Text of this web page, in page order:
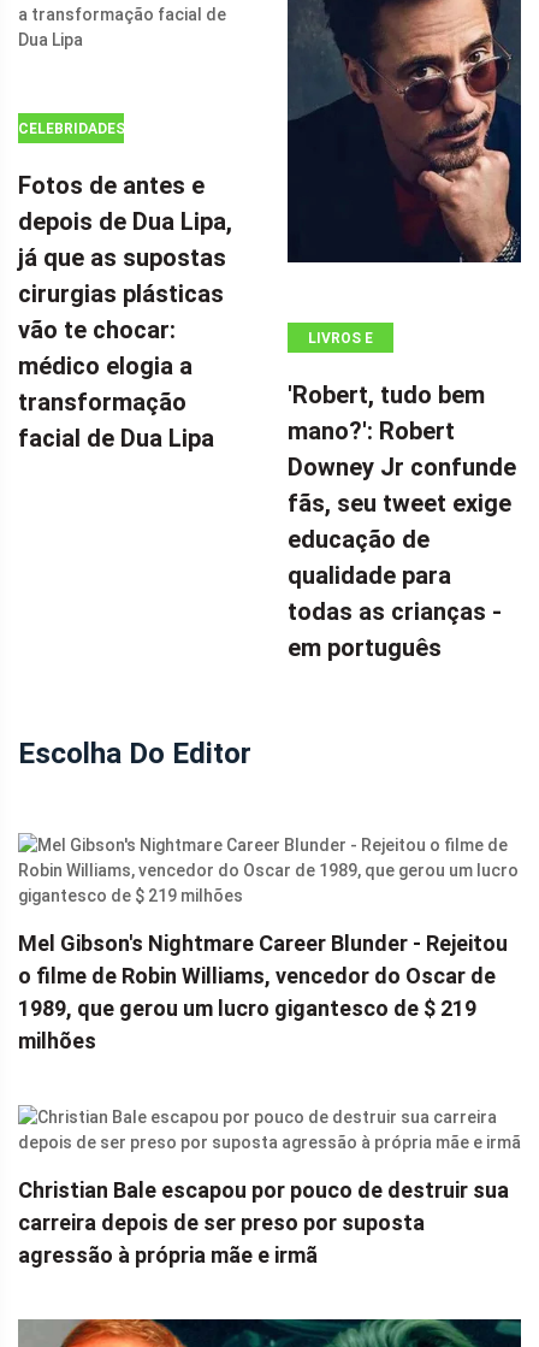
SEU FILME DE
AÇÃO DE $ 100
MILHÕES POR
CELEBRIDADES
Fotos de antes e
depois de Dua Lipa,
já que as supostas
cirurgias plásticas
vão te chocar:
médico elogia a
transformação
facial de Dua Lipa
LIVROS E
'Robert, tudo bem
mano?': Robert
Downey Jr confunde
fãs, seu tweet exige
educação de
qualidade para
todas as crianças -
em português
Escolha Do Editor
Mel Gibson's Nightmare Career Blunder - Rejeitou
o filme de Robin Williams, vencedor do Oscar de
1989, que gerou um lucro gigantesco de $ 219
milhões
Christian Bale escapou por pouco de destruir sua
carreira depois de ser preso por suposta
agressão à própria mãe e irmã